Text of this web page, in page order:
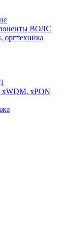
ВОЛС
xWDM, xPON